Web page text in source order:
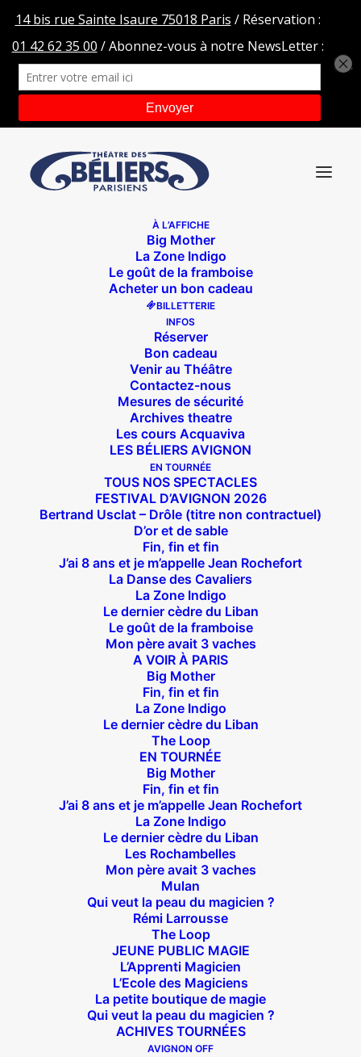
À L’AFFICHE
Big Mother
La Zone Indigo
Le goût de la framboise
Acheter un bon cadeau
BILLETTERIE
INFOS
Réserver
Bon cadeau
Venir au Théâtre
Contactez-nous
Mesures de sécurité
Archives theatre
Les cours Acquaviva
LES BÉLIERS AVIGNON
EN TOURNÉE
TOUS NOS SPECTACLES
FESTIVAL D’AVIGNON 2026
Bertrand Usclat – Drôle (titre non contractuel)
D’or et de sable
Fin, fin et fin
J’ai 8 ans et je m’appelle Jean Rochefort
La Danse des Cavaliers
La Zone Indigo
Le dernier cèdre du Liban
Le goût de la framboise
Mon père avait 3 vaches
A VOIR À PARIS
Big Mother
Fin, fin et fin
La Zone Indigo
Le dernier cèdre du Liban
The Loop
EN TOURNÉE
Big Mother
Fin, fin et fin
J’ai 8 ans et je m’appelle Jean Rochefort
La Zone Indigo
Le dernier cèdre du Liban
Les Rochambelles
Mon père avait 3 vaches
Mulan
Qui veut la peau du magicien ?
Rémi Larrousse
The Loop
JEUNE PUBLIC MAGIE
L’Apprenti Magicien
L’Ecole des Magiciens
La petite boutique de magie
Qui veut la peau du magicien ?
ACHIVES TOURNÉES
AVIGNON OFF
DP-NO LIMIT
Accueil No Limit DP-NO LIMIT
Suivez nous !
Théâtre des Béliers Parisiens
14 bis rue Sainte Isaure 75018 Paris
Joffrin / Simplon – Loc :01 42 62 35 00
À l’affiche